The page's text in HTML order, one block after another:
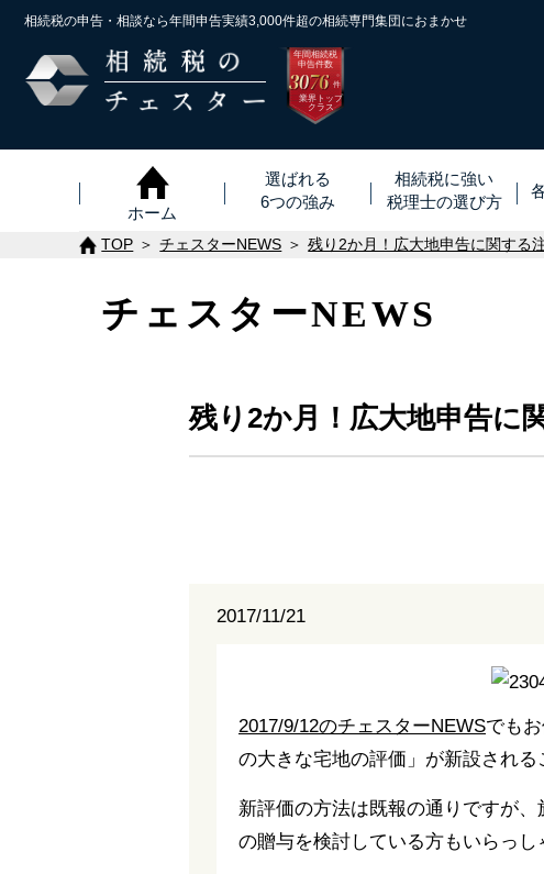
相続税の申告・相談なら年間申告実績3,000件超の相続専門集団におまかせ
年間相続税
申告件数
3076 ※
件
業界トップ
クラス
ホーム
選ばれる
6つの強み
相続税に強い
税理士の選び方
TOP チェスターNEWS 残り2か月！広大地申告に関する
チェスターNEWS
残り2か月！広大地申告に
2017/11/21
2017/9/12のチェスターNEWSでも
の大きな宅地の評価」が新設される
新評価の方法は既報の通りですが
の贈与を検討している方もいらっし